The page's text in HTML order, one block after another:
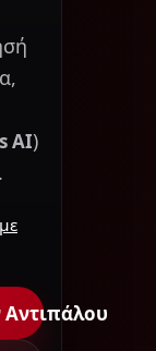
AI)
Αντιπάλου